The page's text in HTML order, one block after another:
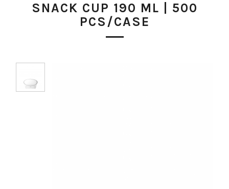
SNACK CUP 190 ML | 500
PCS/CASE